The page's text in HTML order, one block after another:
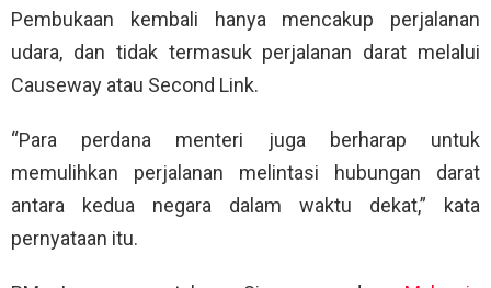
Pembukaan kembali hanya mencakup perjalanan
udara, dan tidak termasuk perjalanan darat melalui
Causeway atau Second Link.
“Para perdana menteri juga berharap untuk
memulihkan perjalanan melintasi hubungan darat
antara kedua negara dalam waktu dekat,” kata
pernyataan itu.